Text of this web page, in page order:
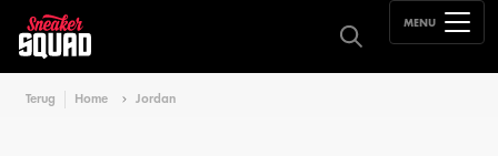
MENU
Terug Home Jordan